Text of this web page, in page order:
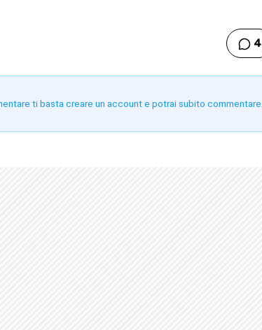
4
ti basta creare un account e potrai subito commentare.